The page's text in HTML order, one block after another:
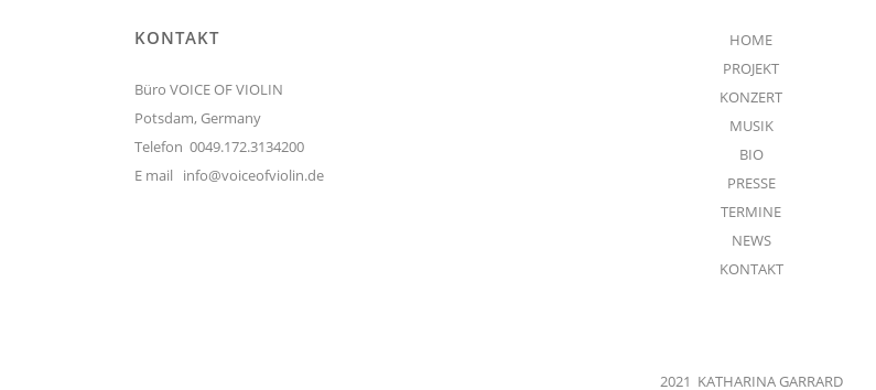
KONTAKT
Büro VOICE OF VIOLIN
Potsdam, Germany
Telefon 0049.172.3134200
E mail info@voiceofviolin.de
HOME
PROJEKT
KONZERT
MUSIK
BIO
PRESSE
TERMINE
NEWS
KONTAKT
2021 KATHARINA GARRARD